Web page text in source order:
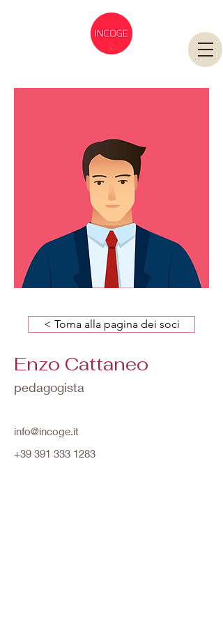
< Torna alla pagina dei soci
Enzo Cattaneo
pedagogista
info@incoge.it
+39 391 333 1283